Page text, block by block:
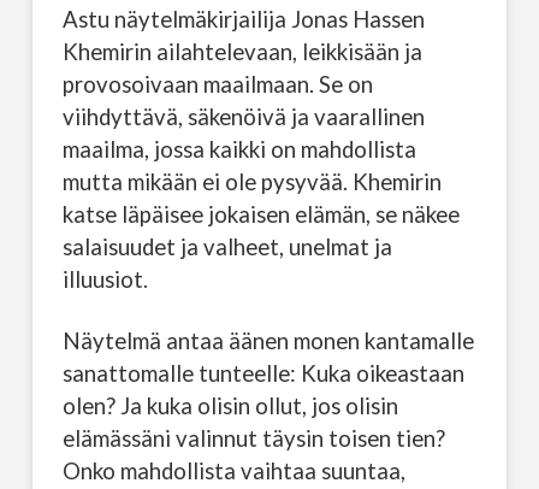
Astu näytelmäkirjailija Jonas Hassen
Khemirin ailahtelevaan, leikkisään ja
provosoivaan maailmaan. Se on
viihdyttävä, säkenöivä ja vaarallinen
maailma, jossa kaikki on mahdollista
mutta mikään ei ole pysyvää. Khemirin
katse läpäisee jokaisen elämän, se näkee
salaisuudet ja valheet, unelmat ja
illuusiot.
Näytelmä antaa äänen monen kantamalle
sanattomalle tunteelle: Kuka oikeastaan
olen? Ja kuka olisin ollut, jos olisin
elämässäni valinnut täysin toisen tien?
Onko mahdollista vaihtaa suuntaa,